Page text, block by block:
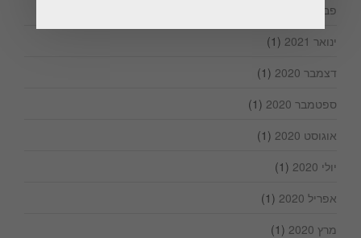
פברואר 2021
ינואר 2021
(1)
דצמבר 2020
(1)
ספטמבר 2020
(1)
אוגוסט 2020
(1)
יולי 2020
(1)
אפריל 2020
(1)
מרץ 2020
(1)